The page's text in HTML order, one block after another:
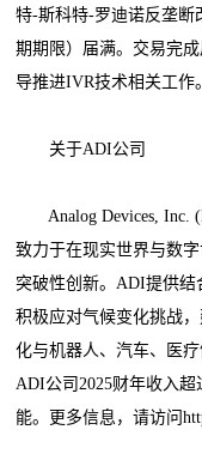
特-斯科特-罗迪诺反垄断
期期限）届满。交易完
导推进IVR技术相关工作。
关于ADI公司
Analog Devices, Inc.
致力于在现实世界与数
突破性创新。ADI提供结
积极应对气候变化挑战
化与机器人、汽车、医
ADI公司2025财年收入超
能。更多信息，请访问